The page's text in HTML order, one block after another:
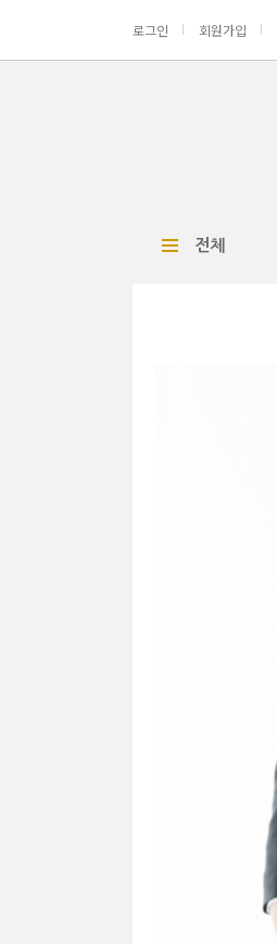
로그인 회원가입
전체